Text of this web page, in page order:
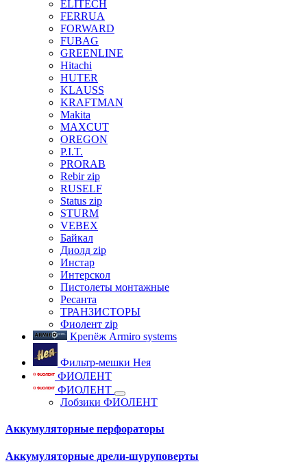
ELITECH
FERRUA
FORWARD
FUBAG
GREENLINE
Hitachi
HUTER
KLAUSS
KRAFTMAN
Makita
MAXCUT
OREGON
P.I.T.
PRORAB
Rebir zip
RUSELF
Status zip
STURM
VEBEX
Байкал
Диолд zip
Инстар
Интерскол
Пистолеты монтажные
Ресанта
ТРАНЗИСТОРЫ
Фиолент zip
Крепёж Armiro systems
Фильтр-мешки Нея
ФИОЛЕНТ
ФИОЛЕНТ
Лобзики ФИОЛЕНТ
Аккумуляторные перфораторы
Аккумуляторные дрели-шуруповерты